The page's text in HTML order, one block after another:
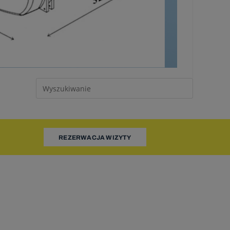
REZERWACJA WIZYTY
z